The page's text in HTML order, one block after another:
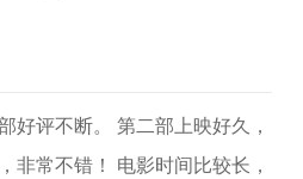
好评不断。 第二部上映好久，
非常不错！ 电影时间比较长，